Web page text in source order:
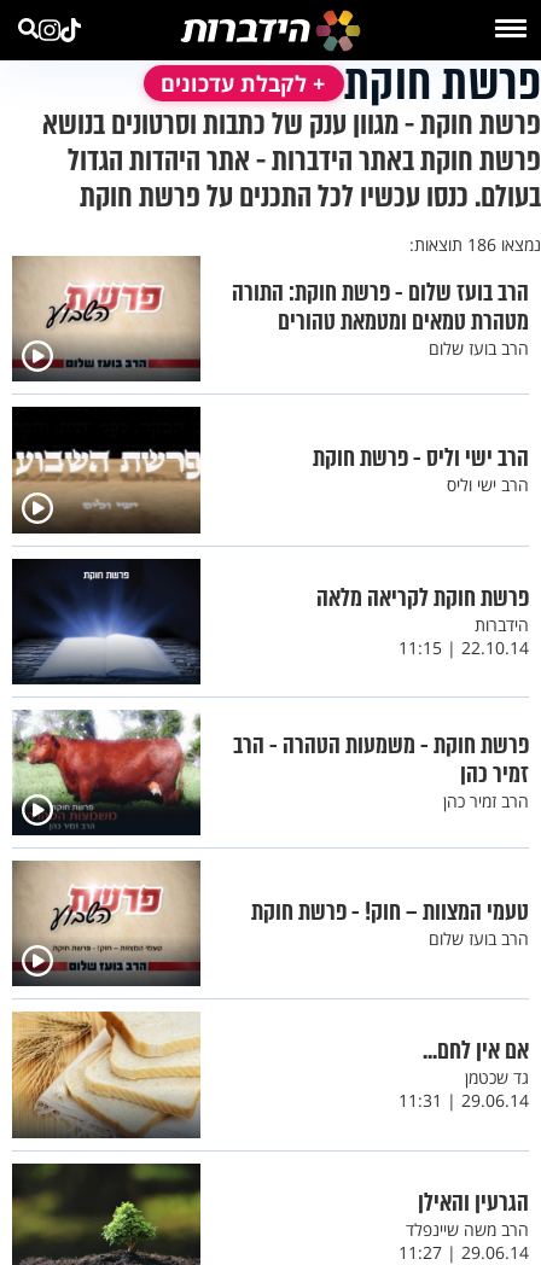
פרשת חוקת + לקבלת עדכונים
פרשת חוקת - מגוון ענק של כתבות וסרטונים בנושא
פרשת חוקת באתר הידברות - אתר היהדות הגדול
בעולם. כנסו עכשיו לכל התכנים על פרשת חוקת
נמצאו 186 תוצאות:
הרב בועז שלום - פרשת חוקת: התורה
מטהרת טמאים ומטמאת טהורים
הרב בועז שלום
הרב ישי וליס - פרשת חוקת
הרב ישי וליס
פרשת חוקת לקריאה מלאה
הידברות
22.10.14 | 11:15
פרשת חוקת - משמעות הטהרה - הרב
זמיר כהן
הרב זמיר כהן
טעמי המצוות – חוק! - פרשת חוקת
הרב בועז שלום
אם אין לחם...
גד שכטמן
29.06.14 | 11:31
הגרעין והאילן
הרב משה שיינפלד
29.06.14 | 11:27